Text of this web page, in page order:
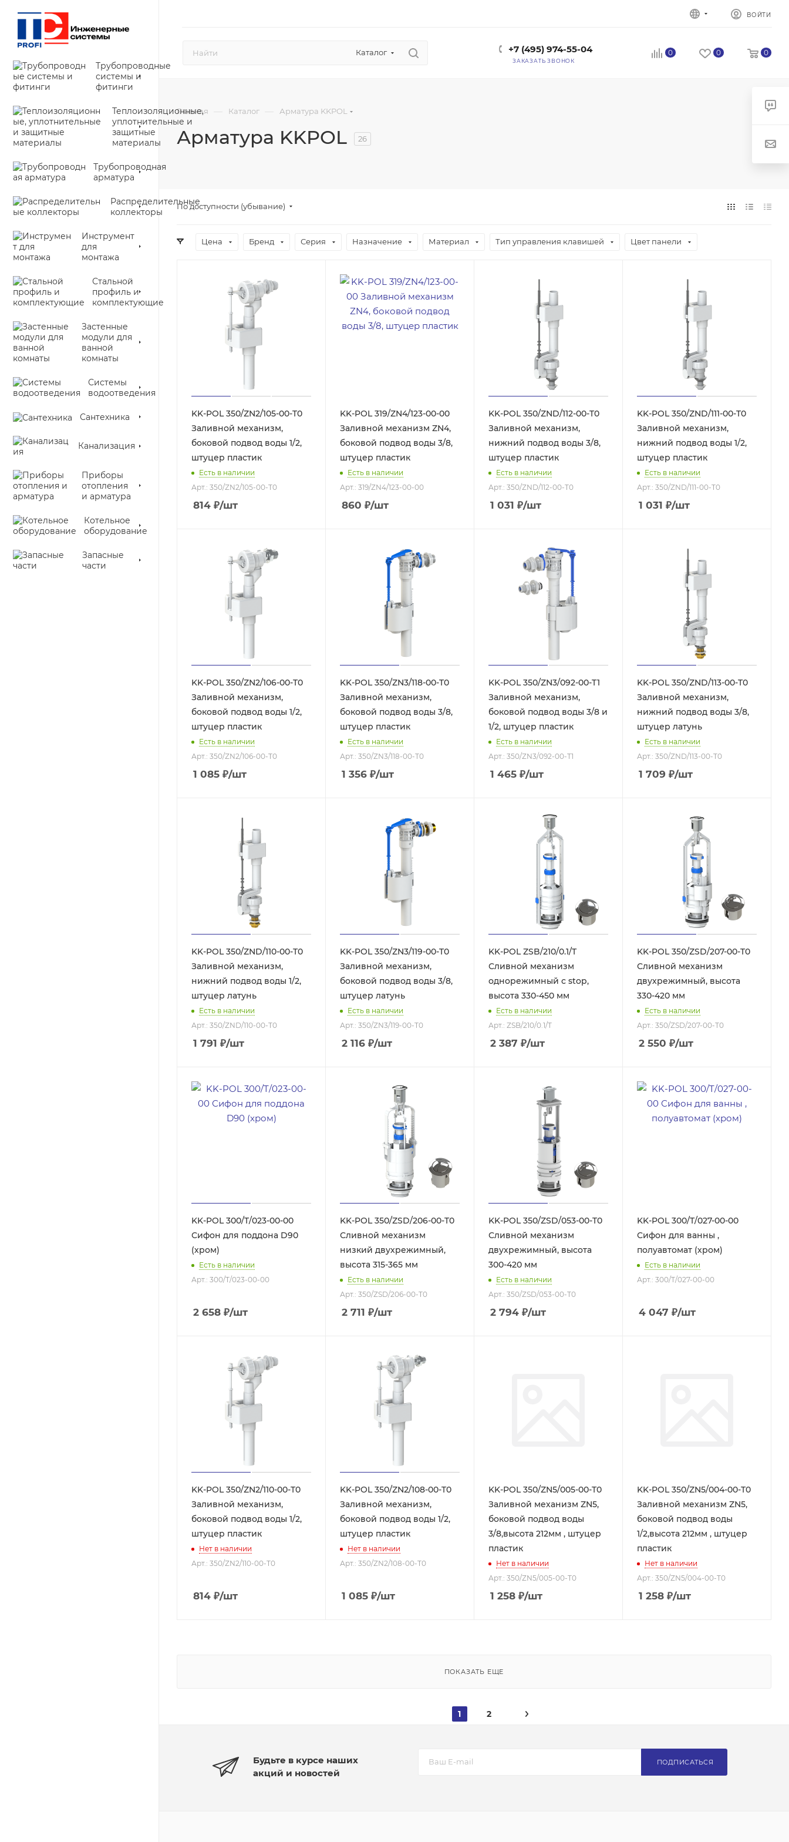
ВОЙТИ
Каталог +7 (495) 974-55-04
ЗАКАЗАТЬ ЗВОНОК
0 0 0
Трубопроводные
системы и
фитинги
Теплоизоляционные,
уплотнительные и
защитные
материалы
Трубопроводная
арматура
Распределительные
коллекторы
Инструмент
для
монтажа
Стальной
профиль и
комплектующие
Застенные
модули для
ванной
комнаты
Системы
водоотведения
Сантехника
Канализация
Приборы
отопления
и арматура
Котельное
оборудование
Запасные
части
Главная — Каталог — Арматура KKPOL
Арматура KKPOL 26
По доступности (убывание)
Цена Бренд Серия Назначение Материал Тип управления клавишей Цвет панели
KK-POL 350/ZN2/105-00-T0
Заливной механизм,
боковой подвод воды 1/2,
штуцер пластик
Есть в наличии
Арт.: 350/ZN2/105-00-T0
814 ₽/шт
KK-POL 319/ZN4/123-00-00
Заливной механизм ZN4,
боковой подвод воды 3/8,
штуцер пластик
Есть в наличии
Арт.: 319/ZN4/123-00-00
860 ₽/шт
KK-POL 350/ZND/112-00-T0
Заливной механизм,
нижний подвод воды 3/8,
штуцер пластик
Есть в наличии
Арт.: 350/ZND/112-00-T0
1 031 ₽/шт
KK-POL 350/ZND/111-00-T0
Заливной механизм,
нижний подвод воды 1/2,
штуцер пластик
Есть в наличии
Арт.: 350/ZND/111-00-T0
1 031 ₽/шт
KK-POL 350/ZN2/106-00-T0
Заливной механизм,
боковой подвод воды 1/2,
штуцер пластик
Есть в наличии
Арт.: 350/ZN2/106-00-T0
1 085 ₽/шт
KK-POL 350/ZN3/118-00-T0
Заливной механизм,
боковой подвод воды 3/8,
штуцер пластик
Есть в наличии
Арт.: 350/ZN3/118-00-T0
1 356 ₽/шт
KK-POL 350/ZN3/092-00-T1
Заливной механизм,
боковой подвод воды 3/8 и
1/2, штуцер пластик
Есть в наличии
Арт.: 350/ZN3/092-00-T1
1 465 ₽/шт
KK-POL 350/ZND/113-00-T0
Заливной механизм,
нижний подвод воды 3/8,
штуцер латунь
Есть в наличии
Арт.: 350/ZND/113-00-T0
1 709 ₽/шт
KK-POL 350/ZND/110-00-T0
Заливной механизм,
нижний подвод воды 1/2,
штуцер латунь
Есть в наличии
Арт.: 350/ZND/110-00-T0
1 791 ₽/шт
KK-POL 350/ZN3/119-00-T0
Заливной механизм,
боковой подвод воды 3/8,
штуцер латунь
Есть в наличии
Арт.: 350/ZN3/119-00-T0
2 116 ₽/шт
KK-POL ZSB/210/0.1/T
Сливной механизм
однорежимный с stop,
высота 330-450 мм
Есть в наличии
Арт.: ZSB/210/0.1/T
2 387 ₽/шт
KK-POL 350/ZSD/207-00-T0
Сливной механизм
двухрежимный, высота
330-420 мм
Есть в наличии
Арт.: 350/ZSD/207-00-T0
2 550 ₽/шт
KK-POL 300/T/023-00-00
Сифон для поддона D90
(хром)
Есть в наличии
Арт.: 300/T/023-00-00
2 658 ₽/шт
KK-POL 350/ZSD/206-00-T0
Сливной механизм
низкий двухрежимный,
высота 315-365 мм
Есть в наличии
Арт.: 350/ZSD/206-00-T0
2 711 ₽/шт
KK-POL 350/ZSD/053-00-T0
Сливной механизм
двухрежимный, высота
300-420 мм
Есть в наличии
Арт.: 350/ZSD/053-00-T0
2 794 ₽/шт
KK-POL 300/T/027-00-00
Сифон для ванны ,
полуавтомат (хром)
Есть в наличии
Арт.: 300/T/027-00-00
4 047 ₽/шт
KK-POL 350/ZN2/110-00-T0
Заливной механизм,
боковой подвод воды 1/2,
штуцер пластик
Нет в наличии
Арт.: 350/ZN2/110-00-T0
814 ₽/шт
KK-POL 350/ZN2/108-00-T0
Заливной механизм,
боковой подвод воды 1/2,
штуцер пластик
Нет в наличии
Арт.: 350/ZN2/108-00-T0
1 085 ₽/шт
KK-POL 350/ZN5/005-00-T0
Заливной механизм ZN5,
боковой подвод воды
3/8,высота 212мм , штуцер
пластик
Нет в наличии
Арт.: 350/ZN5/005-00-T0
1 258 ₽/шт
KK-POL 350/ZN5/004-00-T0
Заливной механизм ZN5,
боковой подвод воды
1/2,высота 212мм , штуцер
пластик
Нет в наличии
Арт.: 350/ZN5/004-00-T0
1 258 ₽/шт
ПОКАЗАТЬ ЕЩЕ
1 2
Будьте в курсе наших
акций и новостей
ПОДПИСАТЬСЯ